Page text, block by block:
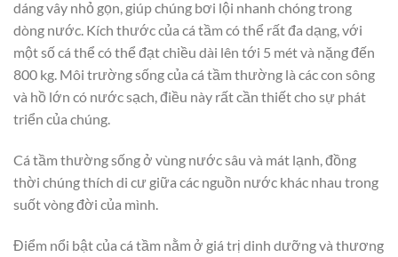
dáng vây nhỏ gọn, giúp chúng bơi lội nhanh chóng trong
dòng nước. Kích thước của cá tầm có thể rất đa dạng, với
một số cá thể có thể đạt chiều dài lên tới 5 mét và nặng đến
800 kg. Môi trường sống của cá tầm thường là các con sông
và hồ lớn có nước sạch, điều này rất cần thiết cho sự phát
triển của chúng.
Cá tầm thường sống ở vùng nước sâu và mát lạnh, đồng
thời chúng thích di cư giữa các nguồn nước khác nhau trong
suốt vòng đời của mình.
Điểm nổi bật của cá tầm nằm ở giá trị dinh dưỡng và thương